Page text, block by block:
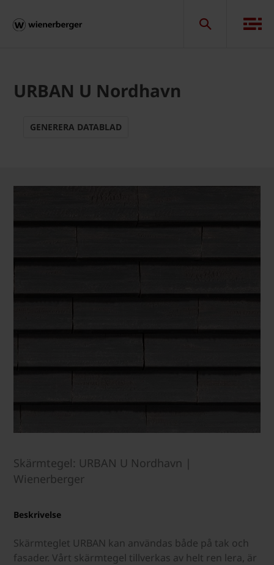
URBAN U Nordhavn
GENERERA DATABLAD
Skärmtegel: URBAN U Nordhavn |
Wienerberger
Beskrivelse
Skärmteglet URBAN kan användas både på tak och
fasader. Vårt skärmtegel tillverkas av helt ren lera, är